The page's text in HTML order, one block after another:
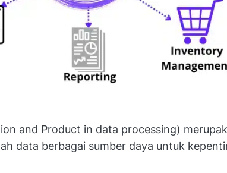
and Product in data processing)
data berbagai sumber daya untuk